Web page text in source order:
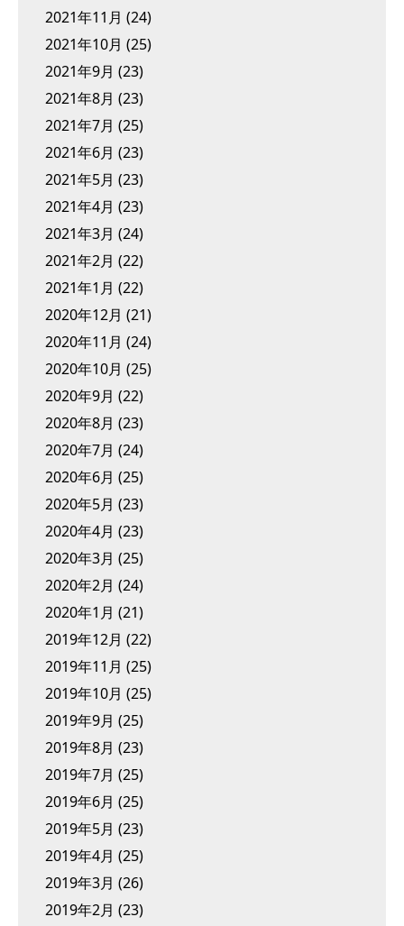
2021年11月 (24)
2021年10月 (25)
2021年9月 (23)
2021年8月 (23)
2021年7月 (25)
2021年6月 (23)
2021年5月 (23)
2021年4月 (23)
2021年3月 (24)
2021年2月 (22)
2021年1月 (22)
2020年12月 (21)
2020年11月 (24)
2020年10月 (25)
2020年9月 (22)
2020年8月 (23)
2020年7月 (24)
2020年6月 (25)
2020年5月 (23)
2020年4月 (23)
2020年3月 (25)
2020年2月 (24)
2020年1月 (21)
2019年12月 (22)
2019年11月 (25)
2019年10月 (25)
2019年9月 (25)
2019年8月 (23)
2019年7月 (25)
2019年6月 (25)
2019年5月 (23)
2019年4月 (25)
2019年3月 (26)
2019年2月 (23)